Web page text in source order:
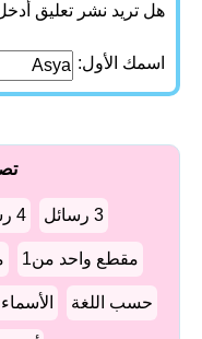
هل تريد نشر تعليق
اسمك الأول:
3 رسائل 4 رسائل
مقطع واحد من1
حسب اللغة